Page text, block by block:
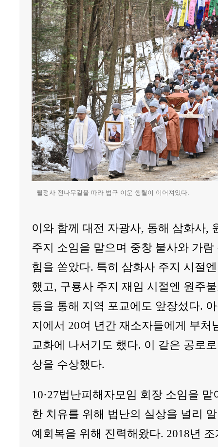
월정사 전나무길을 따라 법구 이운 행렬이 이어져있다.
이와 함께 대전 자광사, 동해 삼화사,
주지 소임을 맡으며 중창 불사와 가
힘을 쏟았다. 특히 삼화사 주지 시절
했고, 구룡사 주지 재임 시절엔 원주
등을 통해 지역 포교에도 앞장섰다.
지에서 20여 년간 재소자들에게 부처
교화에 나서기도 했다. 이 같은 공로
상을 수상했다.
10·27법난피해자모임 회장 소임을
한 치유를 위해 법난의 실상을 널리
예회복을 위해 진력해왔다. 2018년